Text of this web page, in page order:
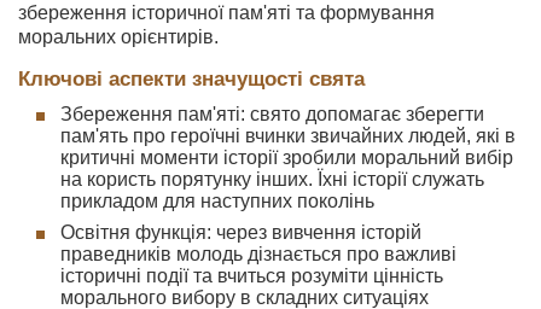
збереження історичної пам'яті та формування
моральних орієнтирів.
Ключові аспекти значущості свята
Збереження пам'яті: свято допомагає зберегти
пам'ять про героїчні вчинки звичайних людей, які в
критичні моменти історії зробили моральний вибір
на користь порятунку інших. Їхні історії служать
прикладом для наступних поколінь
Освітня функція: через вивчення історій
праведників молодь дізнається про важливі
історичні події та вчиться розуміти цінність
морального вибору в складних ситуаціях